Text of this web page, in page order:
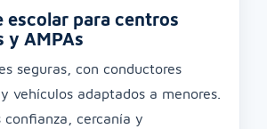
escolar para centros
y AMPAs
seguras, con conductores
vehículos adaptados a menores.
confianza, cercanía y